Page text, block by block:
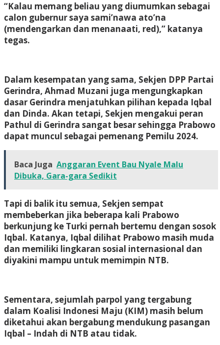
“Kalau memang beliau yang diumumkan sebagai
calon gubernur saya sami’nawa ato’na
(mendengarkan dan menanaati, red),” katanya
tegas.
Dalam kesempatan yang sama, Sekjen DPP Partai
Gerindra, Ahmad Muzani juga mengungkapkan
dasar Gerindra menjatuhkan pilihan kepada Iqbal
dan Dinda. Akan tetapi, Sekjen mengakui peran
Pathul di Gerindra sangat besar sehingga Prabowo
dapat muncul sebagai pemenang Pemilu 2024.
Baca Juga Anggaran Event Bau Nyale Malu
Dibuka, Gara-gara Sedikit
Tapi di balik itu semua, Sekjen sempat
membeberkan jika beberapa kali Prabowo
berkunjung ke Turki pernah bertemu dengan sosok
Iqbal. Katanya, Iqbal dilihat Prabowo masih muda
dan memiliki lingkaran sosial internasional dan
diyakini mampu untuk memimpin NTB.
Sementara, sejumlah parpol yang tergabung
dalam Koalisi Indonesi Maju (KIM) masih belum
diketahui akan bergabung mendukung pasangan
Iqbal – Indah di NTB atau tidak.